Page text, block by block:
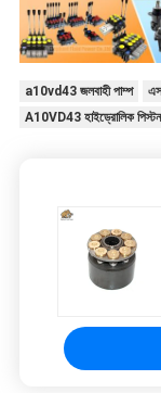
a10vd43 জলবাহী পাম্প
A10VD43 হাইড্রোলিক পিস্টন